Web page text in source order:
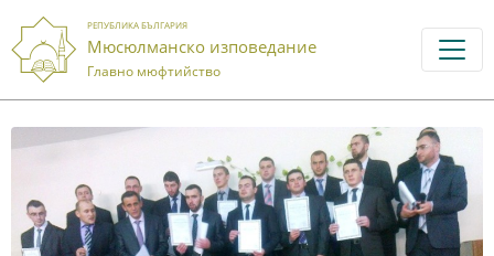
РЕПУБЛИКА БЪЛГАРИЯ
Мюсюлманско изповедание
Главно мюфтийство